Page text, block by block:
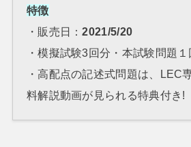
特徴
・販売日：2021/5/20
・模擬試験3回分・本試験問題１
・高配点の記述式問題は、LEC
料解説動画が見られる特典付き!